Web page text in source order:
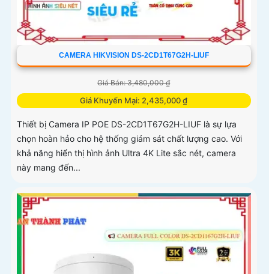
CAMERA HIKVISION DS-2CD1T67G2H-LIUF
Giá Bán: 3,480,000 ₫
Giá Khuyến Mại: 2,435,000 ₫
Thiết bị Camera IP POE DS-2CD1T67G2H-LIUF là sự lựa
chọn hoàn hảo cho hệ thống giám sát chất lượng cao. Với
khả năng hiển thị hình ảnh Ultra 4K Lite sắc nét, camera
này mang đến...